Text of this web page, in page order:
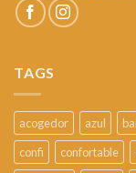
TAGS
acogedor azul
confi
confortable